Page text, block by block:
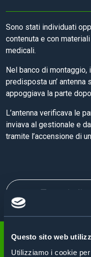
Questo sito web
Utilizziamo i cookie
Sono stati individuati
contenuta e con
medicali.
Nel banco di montaggio,
predisposta un’ antenna
appoggiava la parte
L’antenna verificava le
inviava al gestionale e
tramite l’accensione di
Torna
È